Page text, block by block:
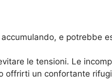
e potrebbe
le tensioni. Le
offrirti un confortante